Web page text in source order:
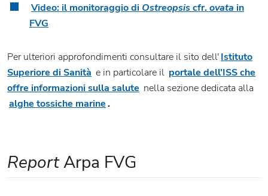
Video: il monitoraggio di Ostreopsiscfr.ovata in
FVG
Per ulteriori approfondimenti consultare il sito dell'Istituto
Superiore di Sanità e in particolare il portale dell'ISS che
offre informazioni sulla salute nella sezione dedicata alla
alghe tossiche marine.
ReportArpa FVG